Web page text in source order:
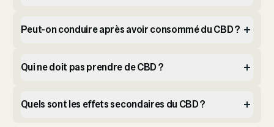
Peut-on conduire après avoir consommé du CBD ?
Qui ne doit pas prendre de CBD ?
Quels sont les effets secondaires du CBD ?